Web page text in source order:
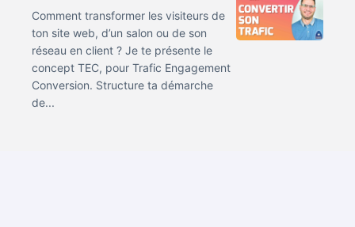
Comment transformer les visiteurs de
ton site web, d’un salon ou de son
réseau en client ? Je te présente le
concept TEC, pour Trafic Engagement
Conversion. Structure ta démarche
de...